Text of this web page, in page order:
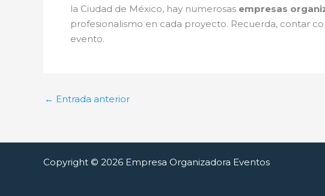
la Ciudad de México, hay numerosas empresas
profesionalismo en cada proyecto. Recuerda, contar
evento.
← Entrada anterior
Copyright © 2026 Empresa Organizadora Eventos